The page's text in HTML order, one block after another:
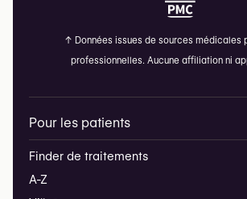
↑ Données issues de sources médicales
professionnelles. Aucune affiliation ni
Pour les patients
Finder de traitements
A-Z